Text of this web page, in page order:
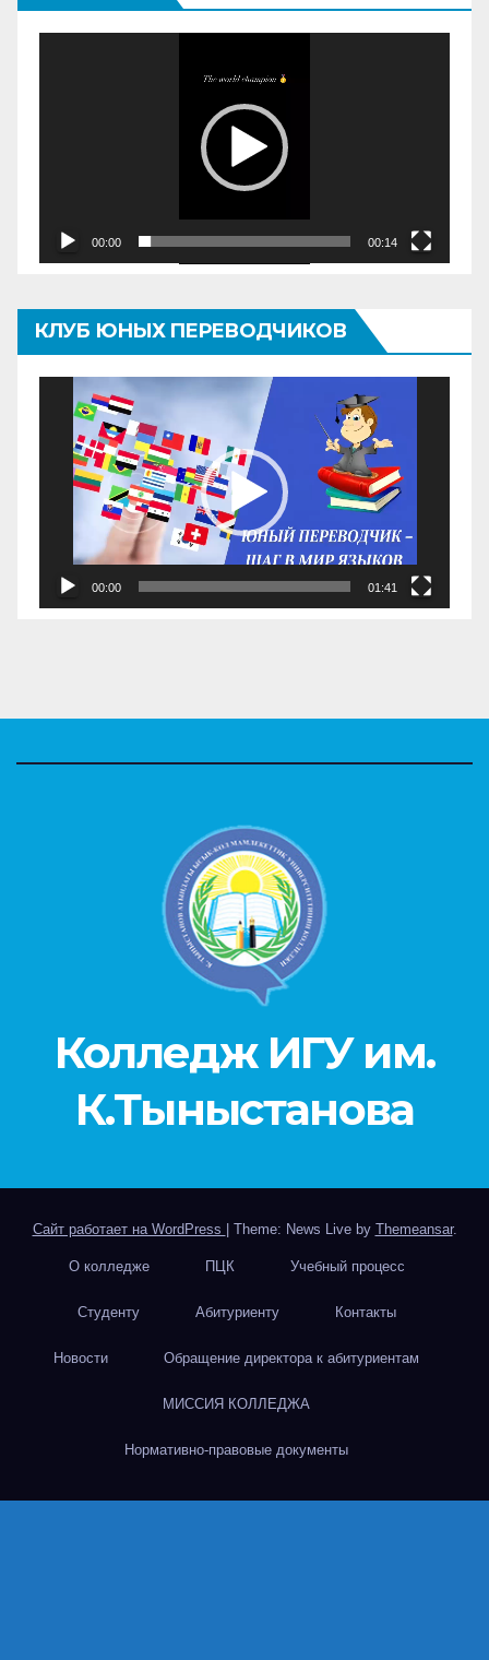
00:00 00:14
КЛУБ ЮНЫХ ПЕРЕВОДЧИКОВ
Видеоплеер
00:00 01:41
Колледж ИГУ им.
К.Тыныстанова
Сайт работает на WordPress Theme: News Live by Themeansar.
О колледже ПЦК Учебный процесс
Студенту Абитуриенту Контакты
Новости Обращение директора к абитуриентам
МИССИЯ КОЛЛЕДЖА
Нормативно-правовые документы